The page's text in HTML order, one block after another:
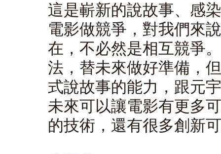
這是嶄新的說故事、感
電影做競爭，對我們來
在，不必然是相互競爭
法，替未來做好準備，
式說故事的能力，跟元
未來可以讓電影有更多
的技術，還有很多創新